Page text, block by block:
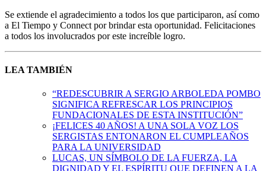
Se extiende el agradecimiento a todos los que participaron, así como
a El Tiempo y Connect por brindar esta oportunidad. Felicitaciones
a todos los involucrados por este increíble logro.
LEA TAMBIÉN
“REDESCUBRIR A SERGIO ARBOLEDA POMBO
SIGNIFICA REFRESCAR LOS PRINCIPIOS
FUNDACIONALES DE ESTA INSTITUCIÓN”
¡FELICES 40 AÑOS! A UNA SOLA VOZ LOS
SERGISTAS ENTONARON EL CUMPLEAÑOS
PARA LA UNIVERSIDAD
LUCAS, UN SÍMBOLO DE LA FUERZA, LA
DIGNIDAD Y EL ESPÍRITU QUE DEFINEN A LA